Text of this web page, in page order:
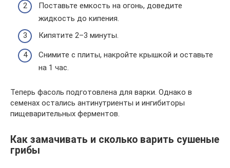
Поставьте емкость на огонь, доведите
жидкость до кипения.
Кипятите 2–3 минуты.
Снимите с плиты, накройте крышкой и оставьте
на 1 час.
Теперь фасоль подготовлена для варки. Однако в
семенах остались антинутриенты и ингибиторы
пищеварительных ферментов.
Как замачивать и сколько варить сушеные
грибы